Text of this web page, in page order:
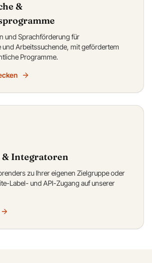
&
und Sprachförderung für
und Arbeitssuchende, mit gefördertem
Programme.
Integratoren
zu Ihrer eigenen Zielgruppe oder
Label- und API-Zugang auf unserer